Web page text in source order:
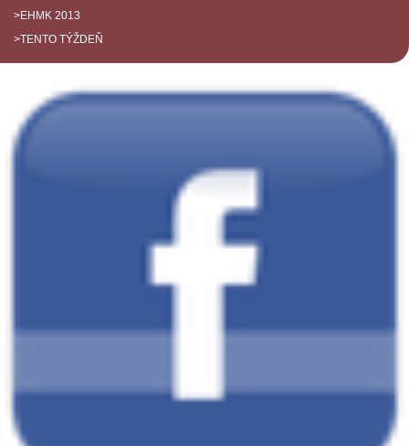
>EHMK 2013
>TENTO TÝŽDEŇ